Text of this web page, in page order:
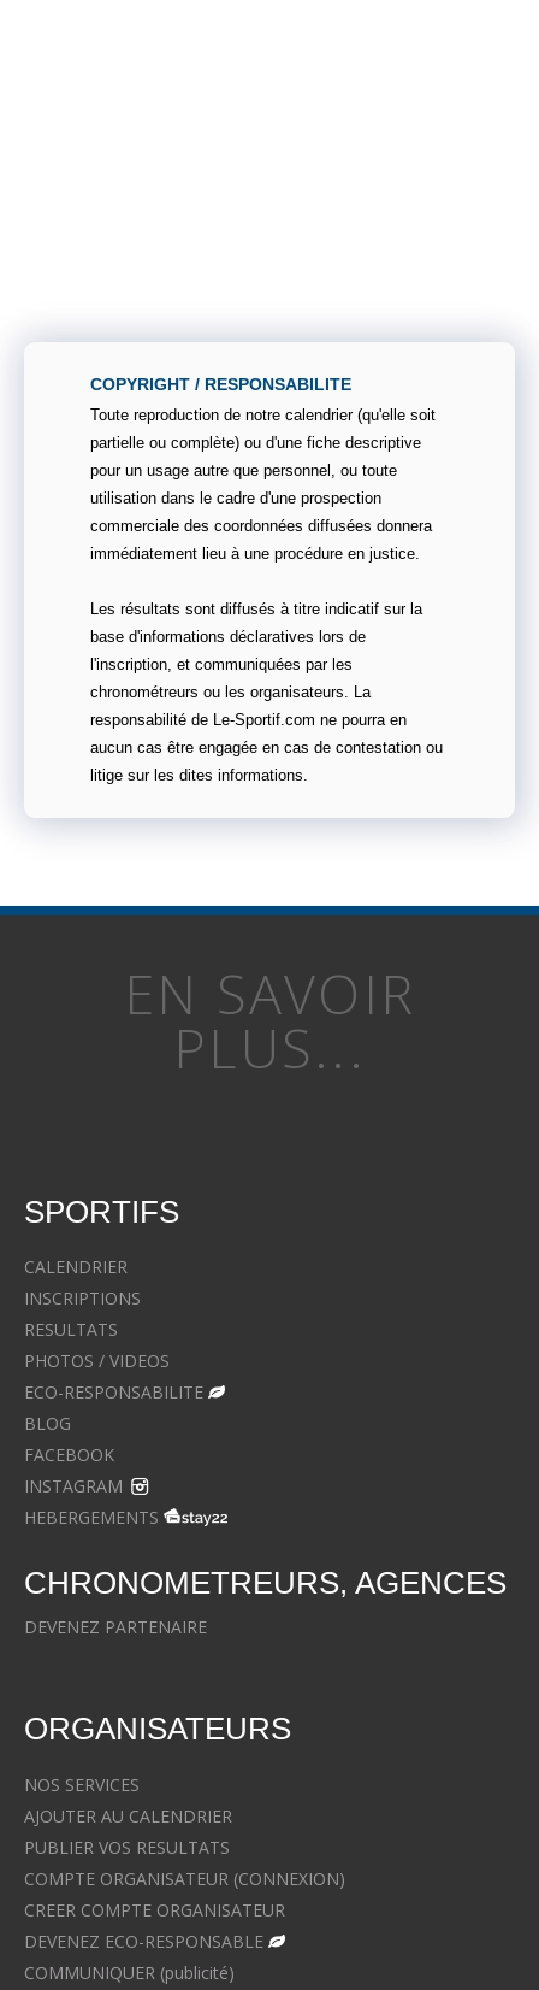
COPYRIGHT / RESPONSABILITE
Toute reproduction de notre calendrier (qu'elle soit
partielle ou complète) ou d'une fiche descriptive
pour un usage autre que personnel, ou toute
utilisation dans le cadre d'une prospection
commerciale des coordonnées diffusées donnera
immédiatement lieu à une procédure en justice.
Les résultats sont diffusés à titre indicatif sur la
base d'informations déclaratives lors de
l'inscription, et communiquées par les
chronométreurs ou les organisateurs. La
responsabilité de Le-Sportif.com ne pourra en
aucun cas être engagée en cas de contestation ou
litige sur les dites informations.
EN SAVOIR
PLUS...
SPORTIFS
CALENDRIER
INSCRIPTIONS
RESULTATS
PHOTOS / VIDEOS
ECO-RESPONSABILITE
BLOG
FACEBOOK
INSTAGRAM
HEBERGEMENTS
CHRONOMETREURS, AGENCES
DEVENEZ PARTENAIRE
ORGANISATEURS
NOS SERVICES
AJOUTER AU CALENDRIER
PUBLIER VOS RESULTATS
COMPTE ORGANISATEUR (CONNEXION)
CREER COMPTE ORGANISATEUR
DEVENEZ ECO-RESPONSABLE
COMMUNIQUER (publicité)